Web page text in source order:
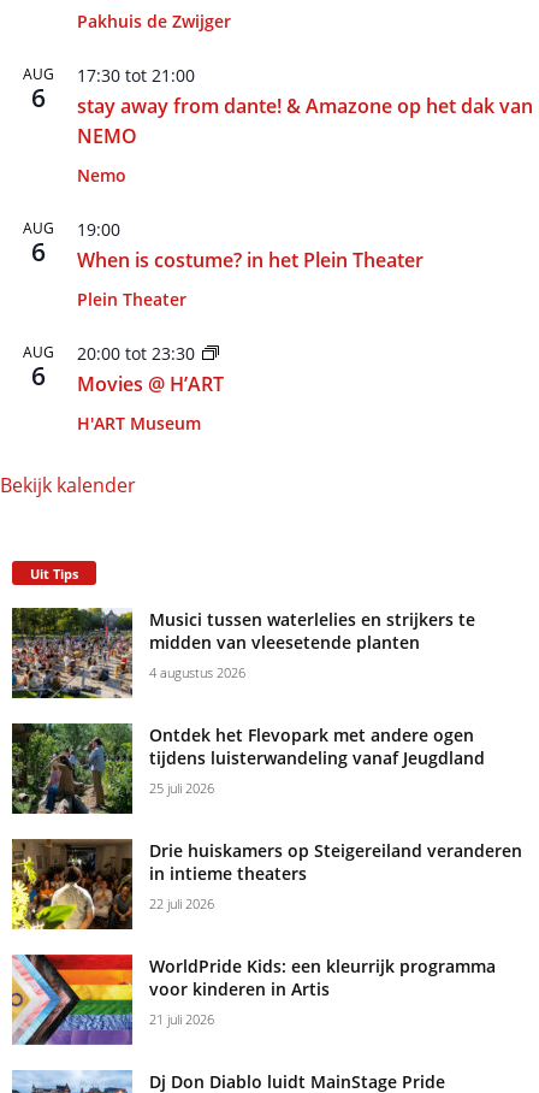
Pakhuis de Zwijger
AUG
6
17:30 tot 21:00
stay away from dante! & Amazone op het dak van
NEMO
Nemo
AUG
6
19:00
When is costume? in het Plein Theater
Plein Theater
AUG
6
20:00 tot 23:30
Movies @ H’ART
H'ART Museum
Bekijk kalender
Uit Tips
Musici tussen waterlelies en strijkers te
midden van vleesetende planten
4 augustus 2026
Ontdek het Flevopark met andere ogen
tijdens luisterwandeling vanaf Jeugdland
25 juli 2026
Drie huiskamers op Steigereiland veranderen
in intieme theaters
22 juli 2026
WorldPride Kids: een kleurrijk programma
voor kinderen in Artis
21 juli 2026
Dj Don Diablo luidt MainStage Pride